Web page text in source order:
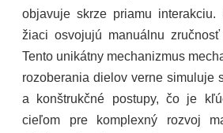
objavuje skrze priamu
žiaci osvojujú manuálnu
Tento unikátny mechanizmus
rozoberania dielov verne simuluje
a konštrukčné postupy, čo je
cieľom pre komplexný rozvoj